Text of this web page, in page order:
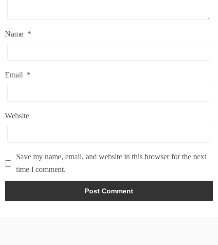
Name *
Email *
Website
Save my name, email, and website in this browser for the next
time I comment.